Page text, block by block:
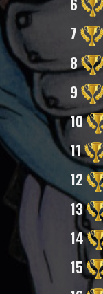
6
7
8
9
10
11
12
13
14
15